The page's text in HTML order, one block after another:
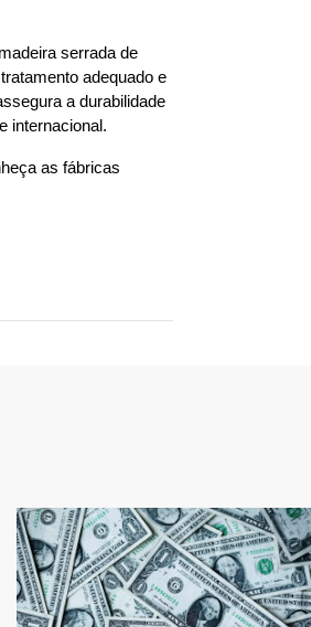
serrada de
adequado e
a durabilidade
internacional.
as fábricas